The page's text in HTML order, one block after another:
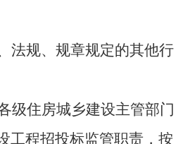
法规、规章规定的其他行
级住房城乡建设主管部门
工程招投标监管职责，按